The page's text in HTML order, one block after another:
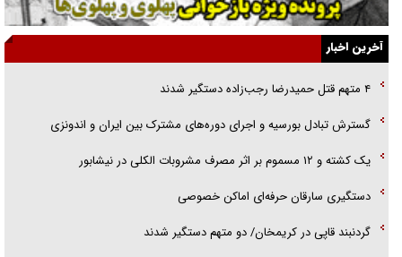
الگوی وحدت‌آفرین در ادراک سیاست خارجی
گفتگوی دکتر اخوان مدیرمسئول روزنامه جوان با برنامه تلویزیونی «نبرد
هرمز»
امام حسین (ع) کشته سیرت‌های عصر جاهلی شد
فریاد‌ها و ناله‌های دوستان مبارزدلم را آتش می‌زد
آخرین اخبار
۴ متهم قتل حمیدرضا رجب‌زاده دستگیر شدند
گسترش تبادل بورسیه و اجرای دوره‌های مشترک بین ایران و اندونزی
یک کشته و ۱۲ مسموم بر اثر مصرف مشروبات الکلی در نیشابور
دستگیری سارقان حرفه‌ای اماکن خصوصی
گردنبند قاپی در کریمخان/ دو متهم دستگیر شدند